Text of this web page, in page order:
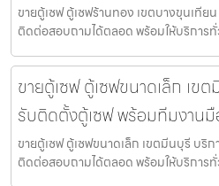
ขายตู้เซฟ ตู้เซฟร้านทอง เขตบางขุนเที
ติดต่อสอบถามได้ตลอด พร้อมให้บริการทั่
ขายตู้เซฟ ตู้เซฟขนาดเล็ก เข
รับติดตั้งตู้เซฟ พร้อมทีมงานมื
ขายตู้เซฟ ตู้เซฟขนาดเล็ก เขตมีนบุรี บริ
ติดต่อสอบถามได้ตลอด พร้อมให้บริการทั่